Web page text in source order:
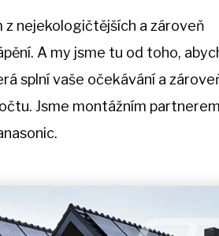
z nejekologičtějších a zároveň
A my jsme tu od toho,
splní vaše očekávání a
Jsme montážním